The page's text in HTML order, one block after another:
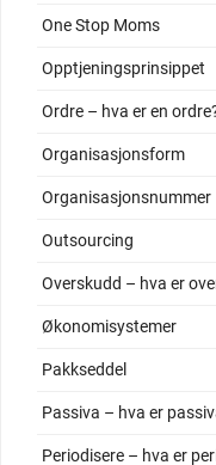
One Stop Moms
Opptjeningsprinsippet
Ordre – hva er en
Organisasjonsform
Organisasjonsnummer
Outsourcing
Overskudd – hva er
Økonomisystemer
Pakkseddel
Passiva – hva er
Periodisere – hva er